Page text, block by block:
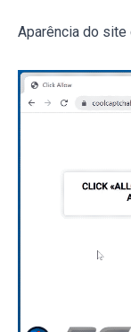
Aparência do site